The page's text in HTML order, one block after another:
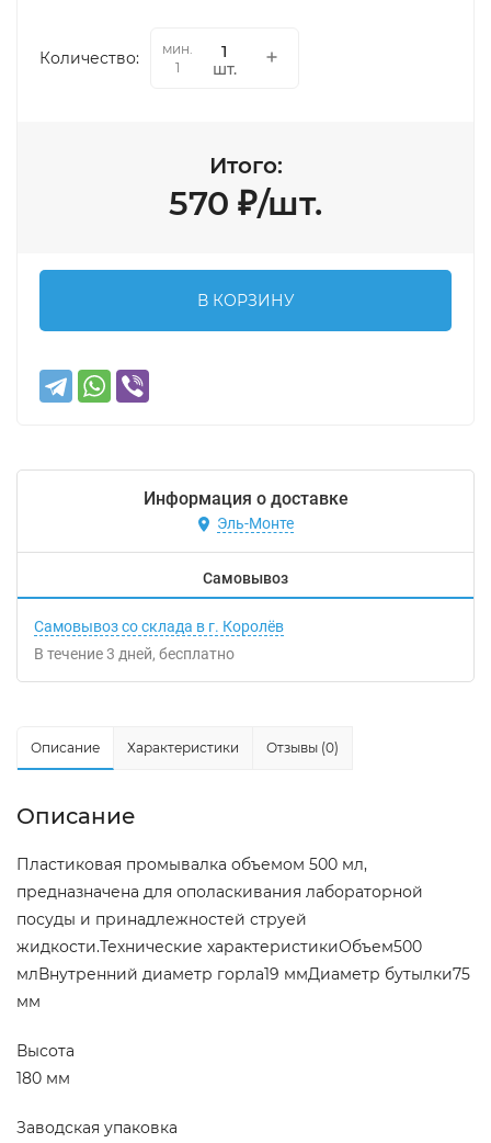
Количество:
мин.
1
шт.
Итого:
570 ₽/шт.
В КОРЗИНУ
Информация о доставке
Эль-Монте
Самовывоз
Самовывоз со склада в г. Королёв
В течение3 дней Бесплатно
Описание Характеристики Отзывы (0)
Описание
Пластиковая промывалка объемом 500 мл,
предназначена для ополаскивания лабораторной
посуды и принадлежностей струей
жидкости.Технические характеристикиОбъем500
млВнутренний диаметр горла19 ммДиаметр бутылки75
мм
Высота
180 мм
Заводская упаковка